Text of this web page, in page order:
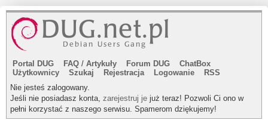
Portal DUG FAQ / Artykuły Forum DUG
ChatBox
Użytkownicy
Szukaj Rejestracja Logowanie
RSS
Nie jesteś zalogowany.
Jeśli nie posiadasz konta, zarejestruj je już teraz! Pozwoli Ci ono w
pełni korzystać z naszego serwisu. Spamerom dziękujemy!